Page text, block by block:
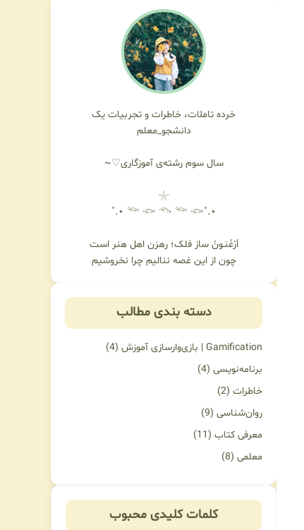
خرده تاملات، خاطرات و تجربیات یک
دانشجو_معلم
سال سوم رشته‌ی آموزگاری♡~
𓇼
⋆.˚𓆝 𓆟 𓆞 𓆝 𓆟 ⋆.˚
اَرْغَنـونْ ساز فلک؛ رهزن اهل هنر است
چون از این غصه ننالیم چرا نخروشیم
دسته بندی مطالب
Gamification | بازی‌وارسازی آموزش
(4)
برنامه‌نویسی (4)
خاطرات (2)
روان‌شناسی (9)
معرفی کتاب (11)
معلمی (8)
کلمات کلیدی محبوب